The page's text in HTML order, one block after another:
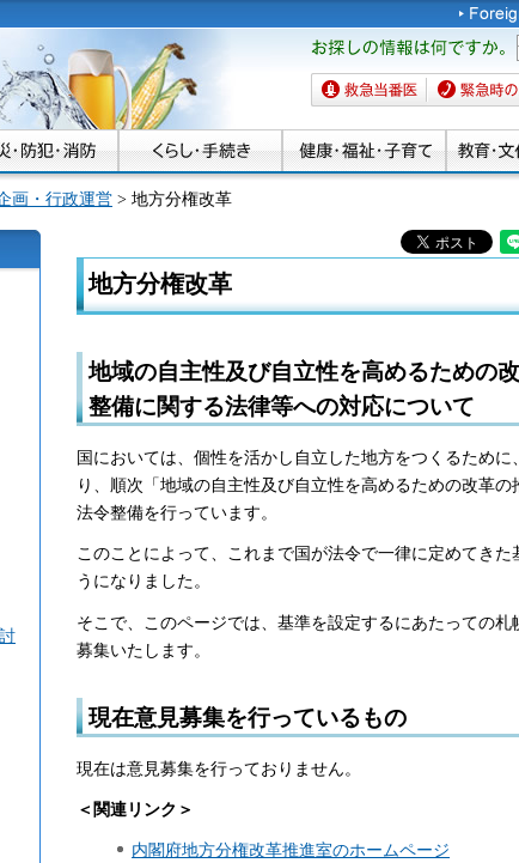
お探しの情報は何です
か。
救急当番医 緊急時の連
画・行政運営 > 地方分権改革
地方分権改革
地域の自主性及び自立性を高めるための
整備に関する法律等への対応について
国においては、個性を活かし自立した地方をつくるため
り、順次「地域の自主性及び自立性を高めるための改革
法令整備を行っています。
このことによって、これまで国が法令で一律に定めてき
うになりました。
そこで、このページでは、基準を設定するにあたっての
募集いたします。
現在意見募集を行っているもの
現在は意見募集を行っておりません。
＜関連リンク＞
内閣府地方分権改革推進室のホームページ